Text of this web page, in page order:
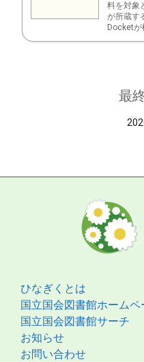
料を対象
が所蔵す
Docketが
最
ひなぎくとは
国立国会図書館ホームペ
国立国会図書館サーチ
お知らせ
お問い合わせ